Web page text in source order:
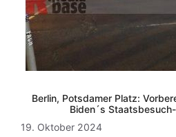
Berlin, Potsdamer Platz:
Biden´s
19. Oktober 2024